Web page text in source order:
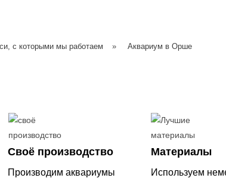
с которыми мы работаем » Аквариум в Орше
Своё производство
Производим аквариумы
Материалы
Используем